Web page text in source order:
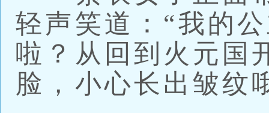
轻声笑道：“我的
啦？从回到火元国
脸，小心长出皱纹